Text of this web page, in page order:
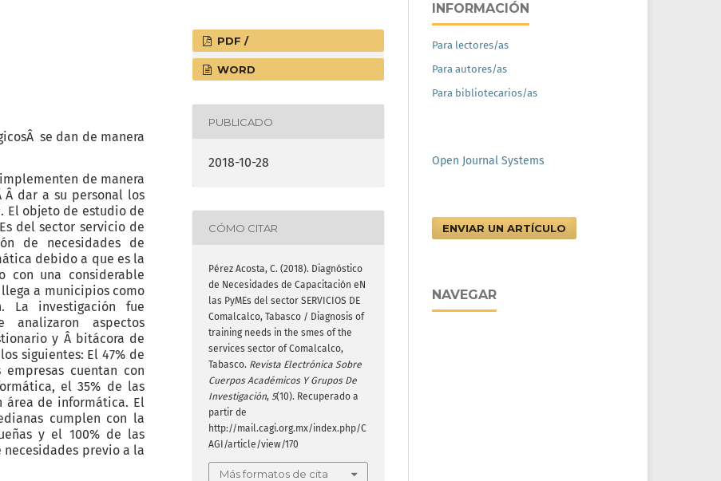
se dan de manera
de manera
Â dar a su personal los
El objeto de estudio de
del sector servicio de
de necesidades de
debido a que es la
con una considerable
a municipios como
La investigación fue
aspectos
y Â bitácora de
siguientes: El 47% de
cuentan con
el 35% de las
área de informática. El
cumplen con la
y el 100% de las
previo a la
PDF /
WORD
PUBLICADO
2018-10-28
CÓMO CITAR
Pérez Acosta, C. (2018). Diagnóstico
de Necesidades de Capacitación eN
las PyMEs del sector SERVICIOS DE
Comalcalco, Tabasco / Diagnosis of
training needs in the smes of the
services sector of Comalcalco,
Tabasco. Revista Electrónica Sobre
Cuerpos Académicos Y Grupos De
Investigación, 5(10). Recuperado a
partir de
http://mail.cagi.org.mx/index.php/C
AGI/article/view/170
Más formatos de cita
INFORMACIÓN
Para lectores/as
Para autores/as
Para bibliotecarios/as
Open Journal Systems
ENVIAR UN ARTÍCULO
NAVEGAR